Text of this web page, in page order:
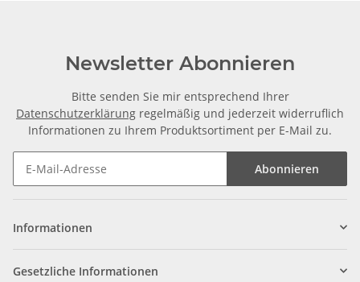
Newsletter Abonnieren
Bitte senden Sie mir entsprechend Ihrer
Datenschutzerklärung regelmäßig und jederzeit widerruflich
Informationen zu Ihrem Produktsortiment per E-Mail zu.
Abonnieren
Informationen
Gesetzliche Informationen